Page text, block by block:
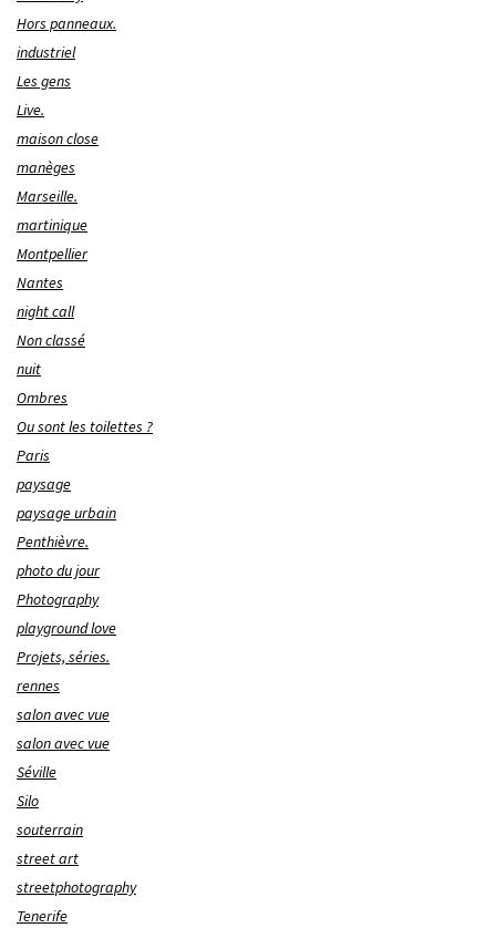
Hors panneaux.
industriel
Les gens
Live.
maison close
manèges
Marseille.
martinique
Montpellier
Nantes
night call
Non classé
nuit
Ombres
Ou sont les toilettes ?
Paris
paysage
paysage urbain
Penthièvre.
photo du jour
Photography
playground love
Projets, séries.
rennes
salon avec vue
salon avec vue
Séville
Silo
souterrain
street art
streetphotography
Tenerife